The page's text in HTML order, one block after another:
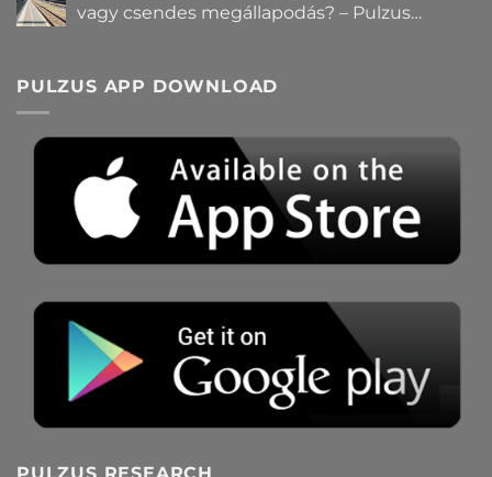
vagy csendes megállapodás? – Pulzus
PULZUS APP DOWNLOAD